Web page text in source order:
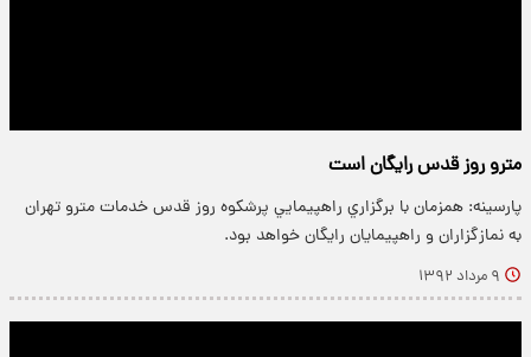
مترو روز قدس رايگان است
پارسینه: همزمان با برگزاري راهپيمايي پرشكوه روز قدس خدمات مترو تهران
به نمازگزاران و راهپيمايان رايگان خواهد بود.
۹ مرداد ۱۳۹۲